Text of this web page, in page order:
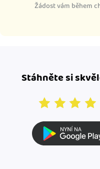
Žádost vám během
Stáhněte si